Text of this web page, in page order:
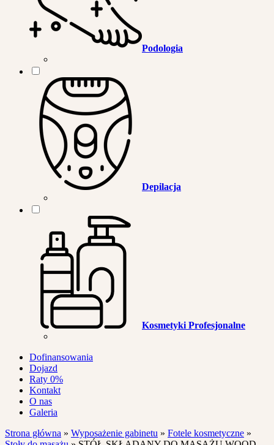
Podologia
Depilacja
Kosmetyki Profesjonalne
Dofinansowania
Dojazd
Raty 0%
Kontakt
O nas
Galeria
Strona główna » Wyposażenie gabinetu » Fotele kosmetyczne »